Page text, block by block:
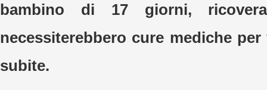
bambino di 17 giorni,
necessiterebbero cure mediche
subite.